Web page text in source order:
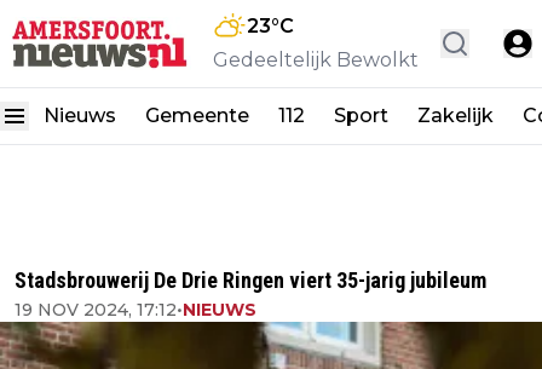
23°C
Gedeeltelijk Bewolkt
Nieuws Gemeente 112 Sport Zakelijk
Stadsbrouwerij De Drie Ringen viert 35-jarig jubileum
19 NOV 2024, 17:12•NIEUWS